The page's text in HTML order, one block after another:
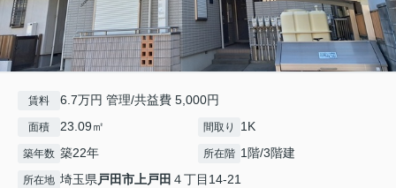
賃料 6.7万円 管理/共益費 5,000円
面積 23.09㎡ 間取り 1K
築年数 築22年 所在階 1階/3階建
所在地 埼玉県 戸田市 上戸田 ４丁目14-21